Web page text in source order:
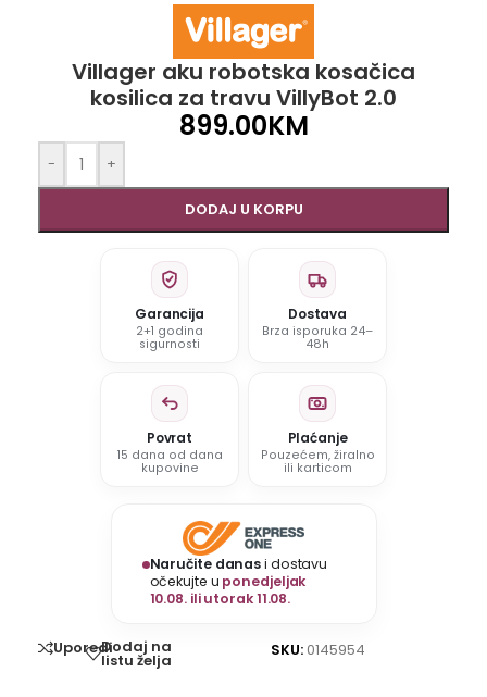
Villager aku robotska kosačica
kosilica za travu VillyBot 2.0
899.00KM
- +
DODAJ U KORPU
Garancija
2+1 godina
sigurnosti
Dostava
Brza isporuka 24–
48h
Povrat
15 dana od dana
kupovine
Plaćanje
Pouzećem, žiralno
ili karticom
Naručite danasi dostavu
očekujte u ponedjeljak
10.08. ili utorak 11.08.
UporediDodaj na
listu želja
SKU: 0145954